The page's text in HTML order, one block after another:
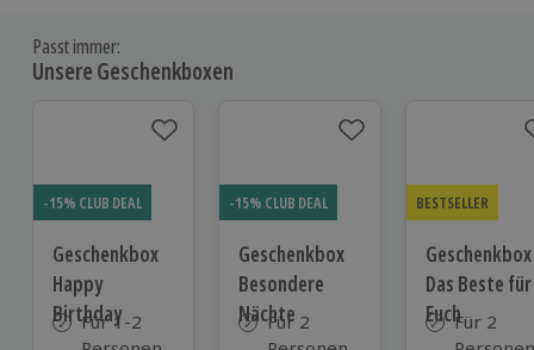
Passt immer:
Unsere Geschenkboxen
-15% CLUB DEAL
Geschenkbox
Happy
Birthday
Für 1-2
-15% CLUB DEAL
Geschenkbox
Besondere
Nächte
Für 2
BESTSELLER
Geschenkbox
Das Beste für
EuchFür 2